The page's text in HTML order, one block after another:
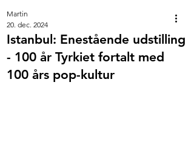
Istanbul: Enestående udstilling
- 100 år Tyrkiet fortalt med
100 års pop-kultur
Martin
20. dec. 2024